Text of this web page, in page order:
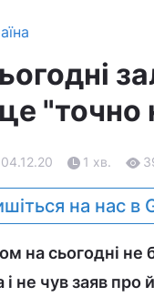
"точно
1 хв.
на нас в
на сьогодні
не чув заяв про